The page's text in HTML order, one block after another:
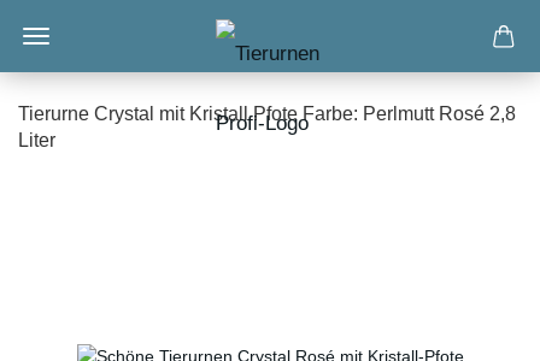
Tierurne Crystal mit Kristall Pfote Farbe: Perlmutt Rosé 2,8
Liter